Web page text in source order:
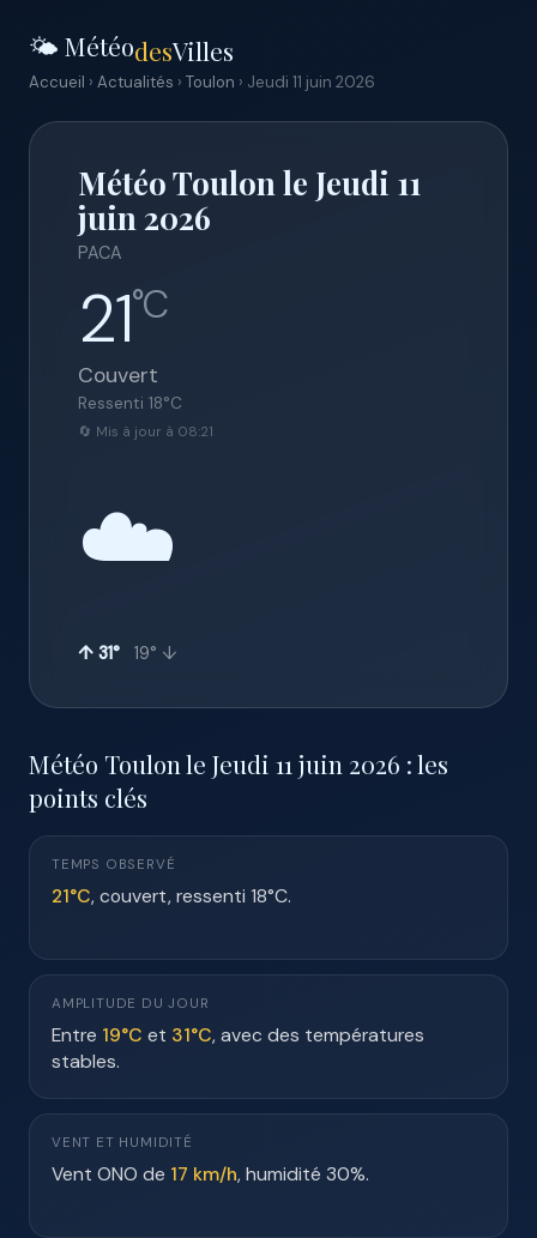
🌤️ MétéodesVilles
Accueil › Actualités › Toulon › Jeudi 11 juin 2026
Météo Toulon le Jeudi 11
juin 2026
PACA
21°C
Couvert
Ressenti 18°C
🔄 Mis à jour à 08:21
☁️
↑ 31° 19° ↓
Météo Toulon le Jeudi 11 juin 2026 : les
points clés
TEMPS OBSERVÉ
21°C, couvert, ressenti 18°C.
AMPLITUDE DU JOUR
Entre 19°C et 31°C, avec des températures
stables.
VENT ET HUMIDITÉ
Vent ONO de 17 km/h, humidité 30%.